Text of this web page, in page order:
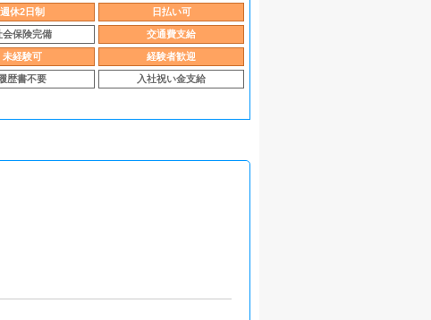
週休2日制 日払い可
会保険完備 交通費支給
未経験可 経験者歓迎
歴書不要 入社祝い金支給